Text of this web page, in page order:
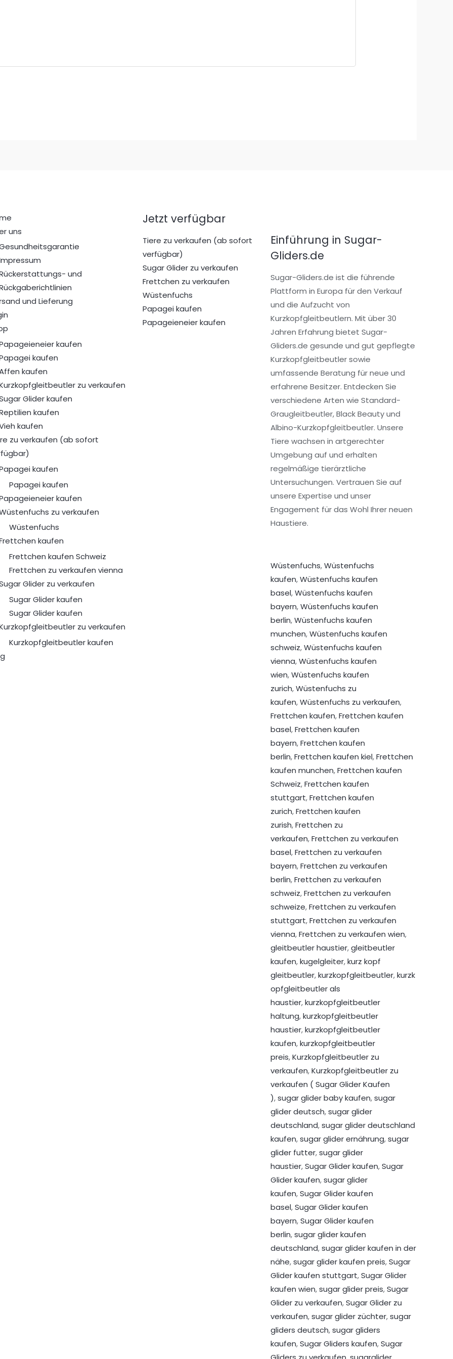
uns
und
und Lieferung
kaufen
kaufen
kaufen
zu verkaufen
Glider kaufen
kaufen
kaufen
zu verkaufen (ab sofort
kaufen
Papagei kaufen
kaufen
zu verkaufen
Wüstenfuchs
kaufen
Frettchen kaufen Schweiz
Frettchen zu verkaufen vienna
Glider zu verkaufen
Sugar Glider kaufen
Sugar Glider kaufen
zu verkaufen
Kurzkopfgleitbeutler kaufen
Jetzt verfügbar
Tiere zu verkaufen (ab sofort
verfügbar)
Sugar Glider zu verkaufen
Frettchen zu verkaufen
Wüstenfuchs
Papagei kaufen
Papageieneier kaufen
Einführung in Sugar-
Gliders.de
Sugar-Gliders.de ist die führende
Plattform in Europa für den Verkauf
und die Aufzucht von
Kurzkopfgleitbeutlern. Mit über 30
Jahren Erfahrung bietet Sugar-
Gliders.de gesunde und gut gepflegte
Kurzkopfgleitbeutler sowie
umfassende Beratung für neue und
erfahrene Besitzer. Entdecken Sie
verschiedene Arten wie Standard-
Graugleitbeutler, Black Beauty und
Albino-Kurzkopfgleitbeutler. Unsere
Tiere wachsen in artgerechter
Umgebung auf und erhalten
regelmäßige tierärztliche
Untersuchungen. Vertrauen Sie auf
unsere Expertise und unser
Engagement für das Wohl Ihrer neuen
Haustiere.
Wüstenfuchs,Wüstenfuchs
kaufen,Wüstenfuchs kaufen
basel,Wüstenfuchs kaufen
bayern,Wüstenfuchs kaufen
berlin,Wüstenfuchs kaufen
munchen,Wüstenfuchs kaufen
schweiz,Wüstenfuchs kaufen
vienna,Wüstenfuchs kaufen
wien,Wüstenfuchs kaufen
zurich,Wüstenfuchs zu
kaufen,Wüstenfuchs zu verkaufen,
Frettchen kaufen,Frettchen kaufen
basel,Frettchen kaufen
bayern,Frettchen kaufen
berlin,Frettchen kaufen kiel,Frettchen
kaufen munchen,Frettchen kaufen
Schweiz,Frettchen kaufen
stuttgart,Frettchen kaufen
zurich,Frettchen kaufen
zurish,Frettchen zu
verkaufen,Frettchen zu verkaufen
basel,Frettchen zu verkaufen
bayern,Frettchen zu verkaufen
berlin,Frettchen zu verkaufen
schweiz,Frettchen zu verkaufen
schweize,Frettchen zu verkaufen
stuttgart,Frettchen zu verkaufen
vienna,Frettchen zu verkaufen wien,
gleitbeutler haustier,gleitbeutler
kaufen,kugelgleiter,kurz kopf
gleitbeutler,kurzkopfgleitbeutler,kurzk
opfgleitbeutler als
haustier,kurzkopfgleitbeutler
haltung,kurzkopfgleitbeutler
haustier,kurzkopfgleitbeutler
kaufen,kurzkopfgleitbeutler
preis,Kurzkopfgleitbeutler zu
verkaufen,Kurzkopfgleitbeutler zu
verkaufen ( Sugar Glider Kaufen
),sugar glider baby kaufen,sugar
glider deutsch,sugar glider
deutschland,sugar glider deutschland
kaufen,sugar glider ernährung,sugar
glider futter,sugar glider
haustier,Sugar Glider kaufen,Sugar
Glider kaufen,sugar glider
kaufen,Sugar Glider kaufen
basel,Sugar Glider kaufen
bayern,Sugar Glider kaufen
berlin,sugar glider kaufen
deutschland,sugar glider kaufen in der
nähe,sugar glider kaufen preis,Sugar
Glider kaufen stuttgart,Sugar Glider
kaufen wien,sugar glider preis,Sugar
Glider zu verkaufen,Sugar Glider zu
verkaufen,sugar glider züchter,sugar
gliders deutsch,sugar gliders
kaufen,Sugar Gliders kaufen,Sugar